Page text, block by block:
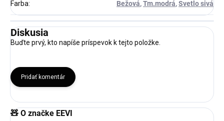
Farba: Bežová,Tm.modrá,Svetlo sivá
Diskusia
Buďte prvý, kto napíše príspevok k tejto položke.
Pridať komentár
🧸 O značke EEVI